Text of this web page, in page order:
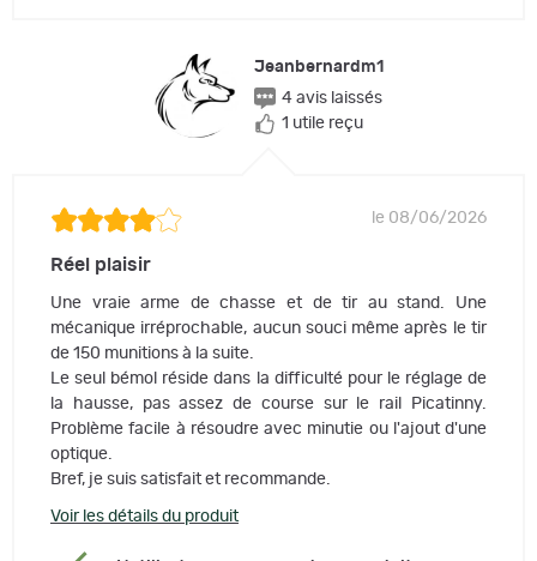
Jeanbernardm1
4 avis laissés
1 utile reçu
le 08/06/2026
Réel plaisir
Une vraie arme de chasse et de tir au stand. Une
mécanique irréprochable, aucun souci même après le tir
de 150 munitions à la suite.
Le seul bémol réside dans la difficulté pour le réglage de
la hausse, pas assez de course sur le rail Picatinny.
Problème facile à résoudre avec minutie ou l'ajout d'une
optique.
Bref, je suis satisfait et recommande.
Voir les détails du produit